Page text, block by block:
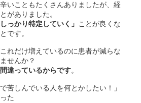
いこともたくさんありましたが、経
がありました。
っかり特定していく」 ことが良くな
です。
れだけ増えているのに患者が減らな
せんか？
違っているからです。
苦しんでいる人を何とかしたい！」
た